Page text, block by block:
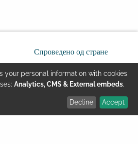
Спроведено од стране
Правне напомене
your personal information with cookies
Analytics, CMS & External embeds.
Decline Accept